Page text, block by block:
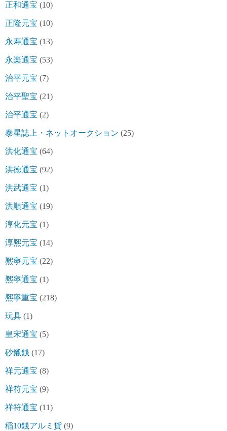
正和通宝 (10)
正隆元宝 (10)
永寿通宝 (13)
永楽通宝 (53)
治平元宝 (7)
治平聖宝 (21)
治平通宝 (2)
泰星誌上・ネットオークション (25)
洪化通宝 (64)
洪徳通宝 (92)
洪武通宝 (1)
洪順通宝 (19)
淳化元宝 (1)
淳熈元宝 (14)
熈寧元宝 (22)
熈寧通宝 (1)
熈寧重宝 (218)
玩具 (1)
皇宋通宝 (5)
砂鑞銭 (17)
祥元通宝 (8)
祥符元宝 (9)
祥符通宝 (11)
稲10銭アルミ貨 (9)